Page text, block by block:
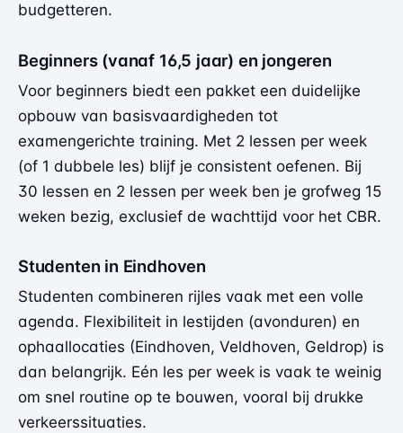
budgetteren.
Beginners (vanaf 16,5 jaar) en jongeren
Voor beginners biedt een pakket een duidelijke
opbouw van basisvaardigheden tot
examengerichte training. Met 2 lessen per week
(of 1 dubbele les) blijf je consistent oefenen. Bij
30 lessen en 2 lessen per week ben je grofweg 15
weken bezig, exclusief de wachttijd voor het CBR.
Studenten in Eindhoven
Studenten combineren rijles vaak met een volle
agenda. Flexibiliteit in lestijden (avonduren) en
ophaallocaties (Eindhoven, Veldhoven, Geldrop) is
dan belangrijk. Eén les per week is vaak te weinig
om snel routine op te bouwen, vooral bij drukke
verkeerssituaties.